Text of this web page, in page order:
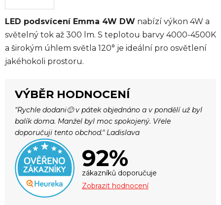
LED podsvícení Emma 4W DW nabízí výkon 4W a
světelný tok až 300 lm. S teplotou barvy 4000-4500K
a širokým úhlem světla 120° je ideální pro osvětlení
jakéhokoli prostoru.
VÝBĚR HODNOCENÍ
"Rychle dodani🙂 v pátek objednáno a v pondělí už byl
balík doma. Manžel byl moc spokojený. Vřele
doporučuji tento obchod." Ladislava
92%
zákazníků doporučuje
Zobrazit hodnocení